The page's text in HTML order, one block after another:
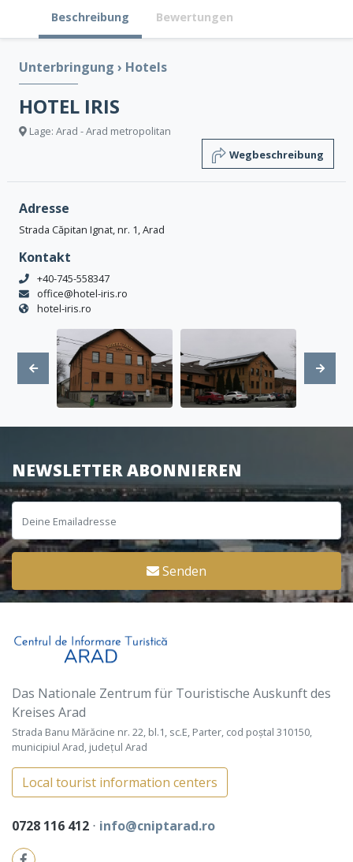
Beschreibung Bewertungen
Unterbringung › Hotels
HOTEL IRIS
Lage: Arad - Arad metropolitan
Wegbeschreibung
Adresse
Strada Căpitan Ignat, nr. 1, Arad
Kontakt
+40-745-558347
office@hotel-iris.ro
hotel-iris.ro
NEWSLETTER ABONNIEREN
Senden
Das Nationale Zentrum für Touristische Auskunft des
Kreises Arad
Strada Banu Mărăcine nr. 22, bl.1, sc.E, Parter, cod poștal 310150,
municipiul Arad, județul Arad
Local tourist information centers
0728 116 412 ⋅ info@cniptarad.ro